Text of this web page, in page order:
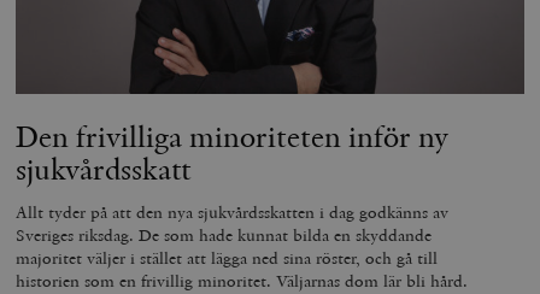
Den frivilliga minoriteten inför ny
sjukvårdsskatt
Allt tyder på att den nya sjukvårdsskatten i dag godkänns av
Sveriges riksdag. De som hade kunnat bilda en skyddande
majoritet väljer i stället att lägga ned sina röster, och gå till
historien som en frivillig minoritet. Väljarnas dom lär bli hård.